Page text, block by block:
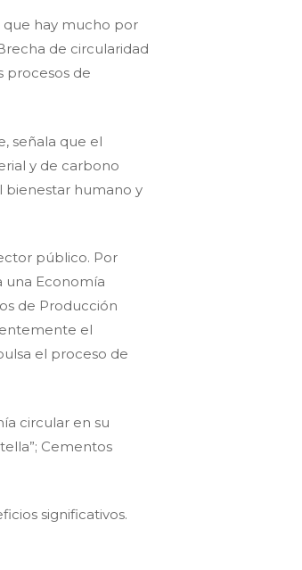
que hay mucho por
de circularidad
procesos de
señala que el
y de carbono
bienestar humano y
público. Por
una Economía
de Producción
el
el proceso de
circular en su
Cementos
significativos.